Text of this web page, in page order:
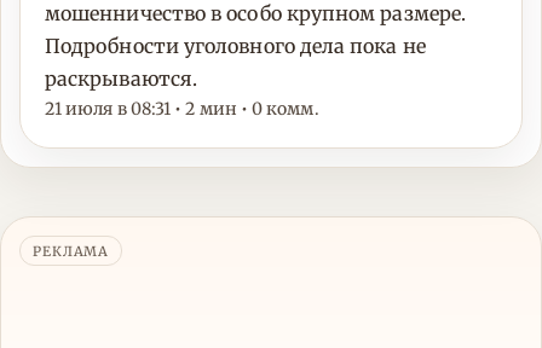
мошенничество в особо крупном размере.
Подробности уголовного дела пока не
раскрываются.
21 июля в 08:31 • 2 мин • 0 комм.
РЕКЛАМА